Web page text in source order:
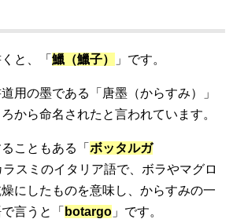
と、「 鱲（鱲子） 」です。
用の墨である「唐墨（からすみ）」
から命名されたと言われています。
こともある「 ボッタルガ
ラスミのイタリア語で、ボラやマグロ
にしたものを意味し、からすみの一
言うと「 botargo 」です。